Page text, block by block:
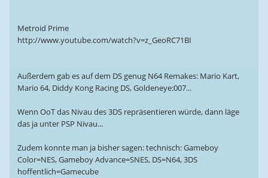
Metroid Prime
http://www.youtube.com/watch?v=z_GeoRC71BI
Außerdem gab es auf dem DS genug N64 Remakes: Mario Kart,
Mario 64, Diddy Kong Racing DS, Goldeneye:007...
Wenn OoT das Nivau des 3DS repräsentieren würde, dann läge
das ja unter PSP Nivau...
Zudem konnte man ja bisher sagen: technisch: Gameboy
Color=NES, Gameboy Advance=SNES, DS=N64, 3DS
hoffentlich=Gamecube